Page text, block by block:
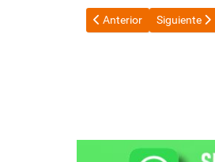
Artículo anterior: Milei
Anterior Artículo
Siguiente